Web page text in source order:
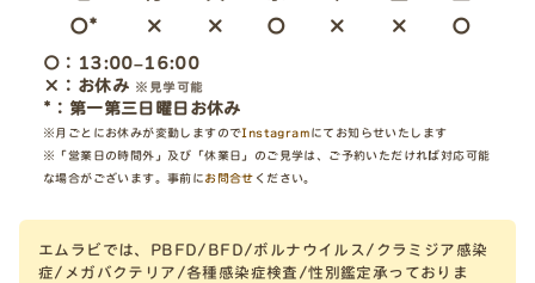
〇*
× × 〇 × × 〇
〇：13:00–16:00
×：お休み ※見学可能
*：第一第三日曜日お休み
※月ごとにお休みが変動しますのでInstagram にてお知らせいたします
※「営業日の時間外」及び「休業日」のご見学は、ご予約いただければ対応可能
な場合がございます。事前に お問合せ ください。
エムラビでは、PBFD/BFD/ボルナウイルス/クラミジア感染
症/メガバクテリア/各種感染症検査/性別鑑定承っておりま